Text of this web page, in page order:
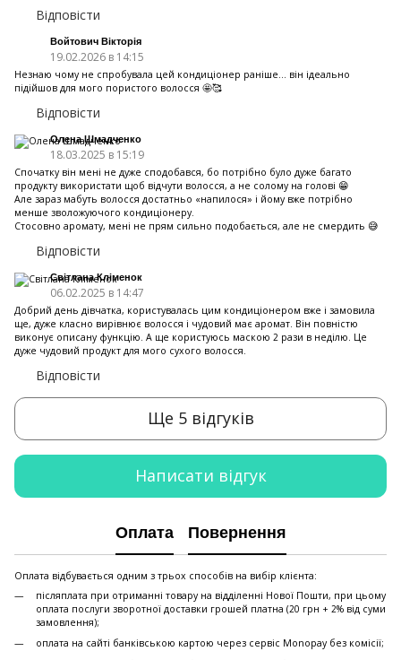
Відповісти
Войтович Вікторія
19.02.2026 в 14:15
Незнаю чому не спробувала цей кондиціонер раніше… він ідеально
підійшов для мого пористого волосся 🤩🥰
Відповісти
Олена Шмадченко
18.03.2025 в 15:19
Спочатку він мені не дуже сподобався, бо потрібно було дуже багато
продукту використати щоб відчути волосся, а не солому на голові 😁
Але зараз мабуть волосся достатньо «напилося» і йому вже потрібно
менше зволожуючого кондиціонеру.
Стосовно аромату, мені не прям сильно подобається, але не смердить 😅
Відповісти
Світлана Кліменок
06.02.2025 в 14:47
Добрий день дівчатка, користувалась цим кондиціонером вже і замовила
ще, дуже класно вирівнює волосся і чудовий має аромат. Він повністю
виконує описану функцію. А ще користуюсь маскою 2 рази в неділю. Це
дуже чудовий продукт для мого сухого волосся.
Відповісти
Ще 5 відгуків
Написати відгук
Оплата Повернення
Оплата відбувається одним з трьох способів на вибір клієнта:
післяплата при отриманні товару на відділенні Нової Пошти, при цьому
оплата послуги зворотної доставки грошей платна (20 грн + 2% від суми
замовлення);
оплата на сайті банківською картою через сервіс Monopay без комісії;